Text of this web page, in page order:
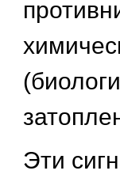
Эти